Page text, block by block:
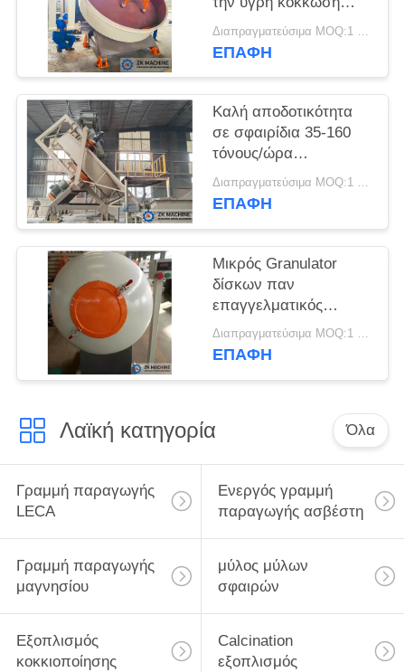
SITEMAP
ΠΟΛΙΤΙΚΉ
ΑΠΟΡΡΉΤΟΥ
σκόνης
συμπυκνώματος
Διαπραγματεύσιμα MOQ:1 σύνολο
ΕΠΑΦΉ
Καλή αποδοτικότητα
σε σφαιρίδια 35-160
τόνους/ώρα
Εξοπλισμός
σφαιριδίωσης δίσκου
Διαπραγματεύσιμα MOQ:1 σύνολο
ΕΠΑΦΉ
Μικρός Granulator
δίσκων παν
επαγγελματικός
αξιόπιστος μεγάλης
περιεκτικότητας
Διαπραγματεύσιμα MOQ:1 σύνολο
ΕΠΑΦΉ
Λαϊκή κατηγορία Όλα
Γραμμή παραγωγής
LECA
Ενεργός γραμμή
παραγωγής ασβέστη
Γραμμή παραγωγής
μαγνησίου
μύλος μύλων
σφαιρών
Εξοπλισμός
κοκκιοποίησης
Calcination
εξοπλισμός